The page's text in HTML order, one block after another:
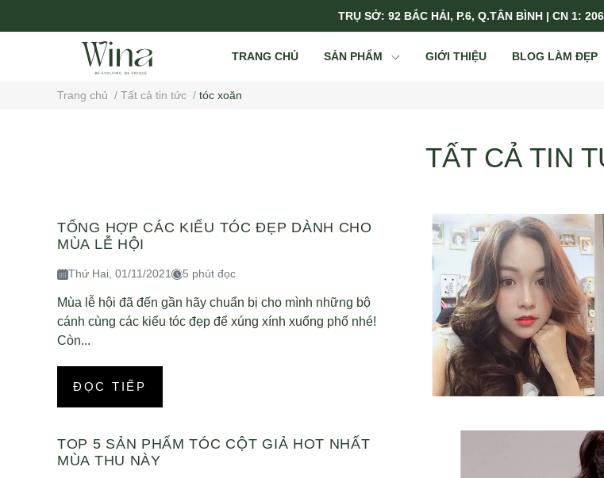
TRỤ SỞ: 92 BẮC HẢI, P.6, Q.TÂN BÌNH | CN 1:
TRANG CHỦ SẢN PHẨM GIỚI THIỆU BLOG LÀM ĐẸP
Trang chủ / Tất cả tin tức / tóc xoăn
TẤT CẢ TIN
TỔNG HỢP CÁC KIỂU TÓC ĐẸP DÀNH CHO
MÙA LỄ HỘI
Thứ Hai, 01/11/2021 5 phút đọc
Mùa lễ hội đã đến gần hãy chuẩn bị cho mình những bộ
cánh cùng các kiểu tóc đẹp để xúng xính xuống phố nhé!
Còn...
ĐỌC TIẾP
TOP 5 SẢN PHẨM TÓC CỘT GIẢ HOT NHẤT
MÙA THU NÀY